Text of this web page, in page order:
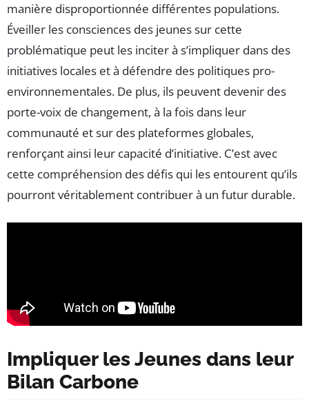
manière disproportionnée différentes populations.
Éveiller les consciences des jeunes sur cette
problématique peut les inciter à s’impliquer dans des
initiatives locales et à défendre des politiques pro-
environnementales. De plus, ils peuvent devenir des
porte-voix de changement, à la fois dans leur
communauté et sur des plateformes globales,
renforçant ainsi leur capacité d’initiative. C’est avec
cette compréhension des défis qui les entourent qu’ils
pourront véritablement contribuer à un futur durable.
Impliquer les Jeunes dans leur
Bilan Carbone